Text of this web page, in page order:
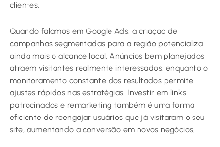
clientes.
Quando falamos em Google Ads, a criação de
campanhas segmentadas para a região potencializa
ainda mais o alcance local. Anúncios bem planejados
atraem visitantes realmente interessados, enquanto o
monitoramento constante dos resultados permite
ajustes rápidos nas estratégias. Investir em links
patrocinados e remarketing também é uma forma
eficiente de reengajar usuários que já visitaram o seu
site, aumentando a conversão em novos negócios.